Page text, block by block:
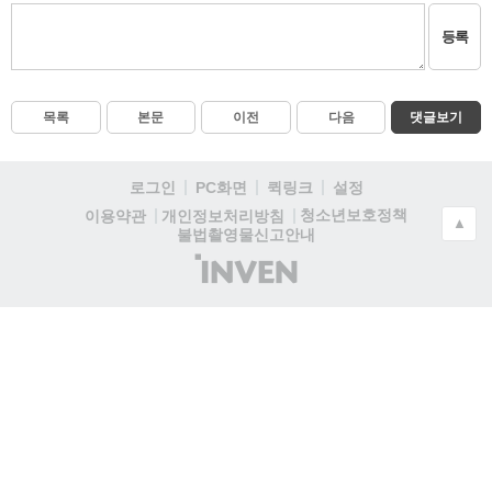
등록
목록 본문 이전 다음 댓글보기
로그인 PC화면 퀵링크
설정
이용약관
개인정보처리방침
청소년보호정책
불법촬영물신고안내
(주)
인
▲